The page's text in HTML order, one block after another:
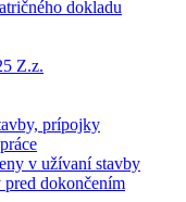
dokladu
Z.z.
prípojky
v užívaní stavby
pred dokončením